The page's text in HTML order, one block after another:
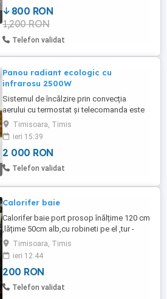
800 RON
1,200 RON
Telefon validat
Panou radiant ecologic cu
infrarosu 2500W
Sistemul de încălzire prin convecția
aerului cu termostat și telecomanda este
de tip indirect. În comparație cu radiatorul
electric convențional, acest sistem
economisește 30-50% din energie. Acest
sistem de încălzire are diferite funcții,
inclusiv încălzire pentru birou cameră,
Timisoara, Timis
ieri 15:39
2 000 RON
Telefon validat
Calorifer baie
Calorifer baie port prosop înălțime 120 cm
,lățime 50cm alb,cu robineti pe el ,tur -
retur.Timisoara, Timis
ieri 12:44
200 RON
Telefon validat